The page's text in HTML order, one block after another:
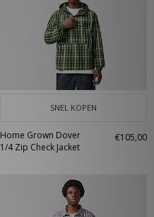
SNEL KOPEN
Home Grown Dover
1/4 Zip Check Jacket
€105,00